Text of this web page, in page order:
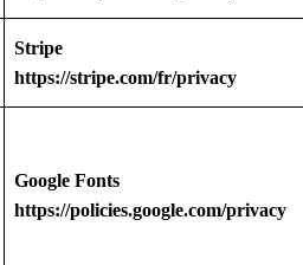
Stripe
https://stripe.com/fr/privacy
Google Fonts
https://policies.google.com/privacy